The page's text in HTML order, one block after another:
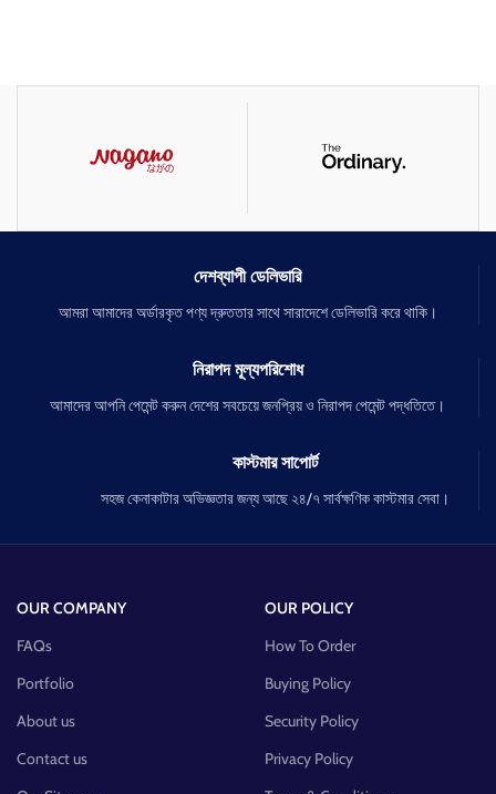
দেশব্যাপী ডেলিভারি
আমরা আমাদের অর্ডারকৃত পণ্য দ্রুততার সাথে সারাদেশে ডেলিভারি করে থাকি।
নিরাপদ মূল্যপরিশোধ
আমাদের আপনি পেমেন্ট করুন দেশের সবচেয়ে জনপ্রিয় ও নিরাপদ পেমেন্ট পদ্ধতিতে।
কাস্টমার সাপোর্ট
সহজ কেনাকাটার অভিজ্ঞতার জন্য আছে ২৪/৭ সার্বক্ষণিক কাস্টমার সেবা।
OUR COMPANY
FAQs
Portfolio
About us
Contact us
OUR POLICY
How To Order
Buying Policy
Security Policy
Privacy Policy